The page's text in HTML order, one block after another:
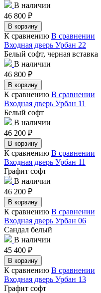
В наличии
46 800 ₽
В корзину
К сравнению В сравнении
Входная дверь Урбан 22
Белый софт, черная вставка
В наличии
46 800 ₽
В корзину
К сравнению В сравнении
Входная дверь Урбан 11
Белый софт
В наличии
46 200 ₽
В корзину
К сравнению В сравнении
Входная дверь Урбан 11
Графит софт
В наличии
46 200 ₽
В корзину
К сравнению В сравнении
Входная дверь Урбан 06
Сандал белый
В наличии
45 400 ₽
В корзину
К сравнению В сравнении
Входная дверь Урбан 13
Графит софт